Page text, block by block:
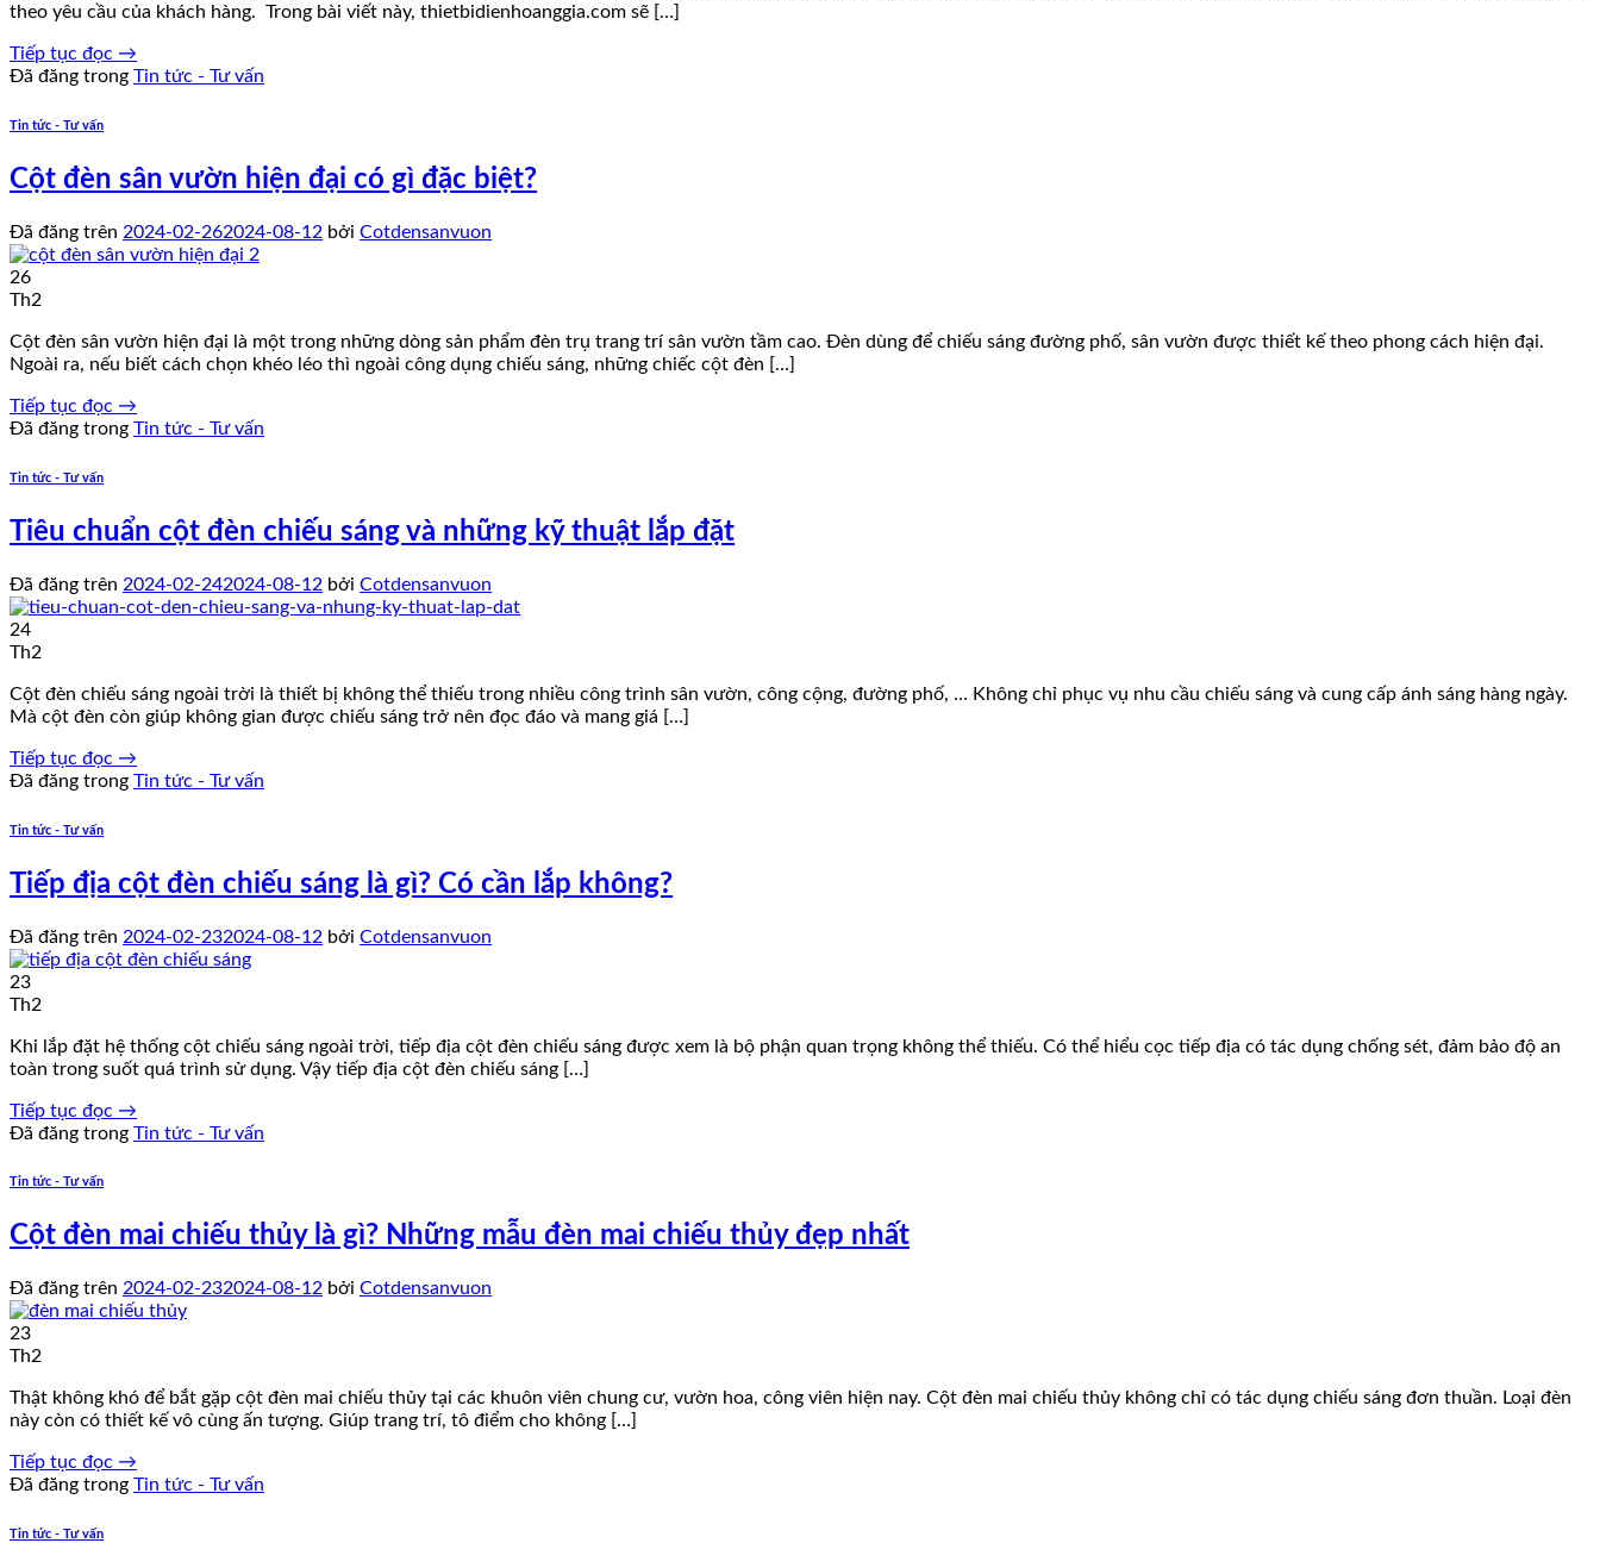
theo yêu cầu của khách hàng. Trong bài viết này, thietbidienhoanggia.com sẽ […]
Tiếp tục đọc →
Đã đăng trong Tin tức - Tư vấn
Tin tức - Tư vấn
Cột đèn sân vườn hiện đại có gì đặc biệt?
Đã đăng trên 2024-02-262024-08-12 bởi Cotdensanvuon
26
Th2
Cột đèn sân vườn hiện đại là một trong những dòng sản phẩm đèn trụ trang trí sân vườn tầm cao. Đèn dùng để chiếu sáng đường phố, sân vườn được thiết kế theo phong cách hiện đại.
Ngoài ra, nếu biết cách chọn khéo léo thì ngoài công dụng chiếu sáng, những chiếc cột đèn […]
Tiếp tục đọc →
Đã đăng trong Tin tức - Tư vấn
Tin tức - Tư vấn
Tiêu chuẩn cột đèn chiếu sáng và những kỹ thuật lắp đặt
Đã đăng trên 2024-02-242024-08-12 bởi Cotdensanvuon
24
Th2
Cột đèn chiếu sáng ngoài trời là thiết bị không thể thiếu trong nhiều công trình sân vườn, công cộng, đường phố, … Không chỉ phục vụ nhu cầu chiếu sáng và cung cấp ánh sáng hàng ngày.
Mà cột đèn còn giúp không gian được chiếu sáng trở nên đọc đáo và mang giá […]
Tiếp tục đọc →
Đã đăng trong Tin tức - Tư vấn
Tin tức - Tư vấn
Tiếp địa cột đèn chiếu sáng là gì? Có cần lắp không?
Đã đăng trên 2024-02-232024-08-12 bởi Cotdensanvuon
23
Th2
Khi lắp đặt hệ thống cột chiếu sáng ngoài trời, tiếp địa cột đèn chiếu sáng được xem là bộ phận quan trọng không thể thiếu. Có thể hiểu cọc tiếp địa có tác dụng chống sét, đảm bảo độ an
toàn trong suốt quá trình sử dụng. Vậy tiếp địa cột đèn chiếu sáng […]
Tiếp tục đọc →
Đã đăng trong Tin tức - Tư vấn
Tin tức - Tư vấn
Cột đèn mai chiếu thủy là gì? Những mẫu đèn mai chiếu thủy đẹp nhất
Đã đăng trên 2024-02-232024-08-12 bởi Cotdensanvuon
23
Th2
Thật không khó để bắt gặp cột đèn mai chiếu thủy tại các khuôn viên chung cư, vườn hoa, công viên hiện nay. Cột đèn mai chiếu thủy không chỉ có tác dụng chiếu sáng đơn thuần. Loại đèn
này còn có thiết kế vô cùng ấn tượng. Giúp trang trí, tô điểm cho không […]
Tiếp tục đọc →
Đã đăng trong Tin tức - Tư vấn
Tin tức - Tư vấn